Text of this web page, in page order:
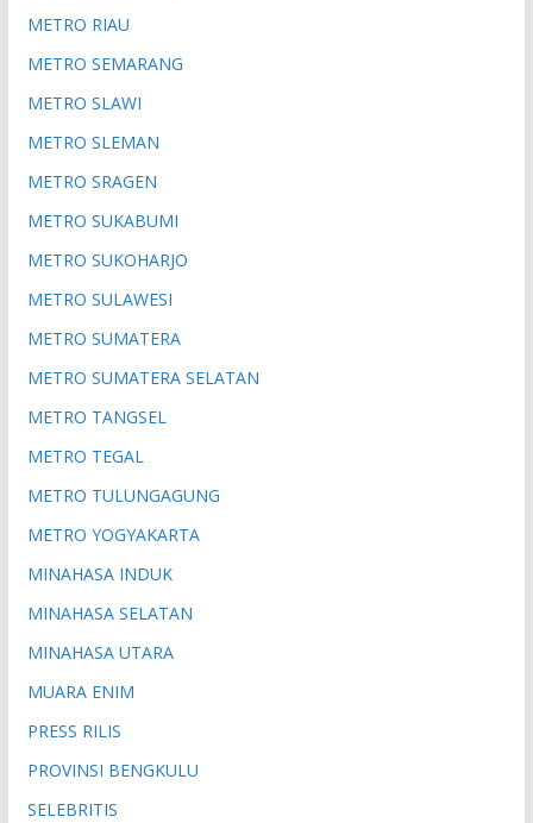
METRO RIAU
METRO SEMARANG
METRO SLAWI
METRO SLEMAN
METRO SRAGEN
METRO SUKABUMI
METRO SUKOHARJO
METRO SULAWESI
METRO SUMATERA
METRO SUMATERA SELATAN
METRO TANGSEL
METRO TEGAL
METRO TULUNGAGUNG
METRO YOGYAKARTA
MINAHASA INDUK
MINAHASA SELATAN
MINAHASA UTARA
MUARA ENIM
PRESS RILIS
PROVINSI BENGKULU
SELEBRITIS